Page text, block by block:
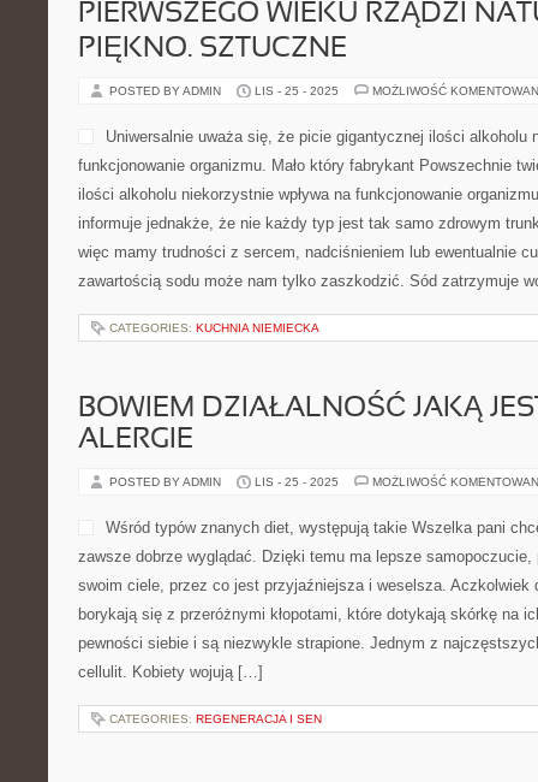
PIERWSZEGO WIEKU RZĄDZI
PIĘKNO. SZTUCZNE
POSTED BY ADMIN LIS - 25 - 2025 MOŻLIWOŚĆ
Uniwersalnie uważa się, że picie gigantycznej ilości alkoholu
funkcjonowanie organizmu. Mało który fabrykant Powszechnie
ilości alkoholu niekorzystnie wpływa na funkcjonowanie
informuje jednakże, że nie każdy typ jest tak samo zdrowym
więc mamy trudności z sercem, nadciśnieniem lub ewentualnie
zawartością sodu może nam tylko zaszkodzić. Sód zatrzymuje
CATEGORIES: KUCHNIA NIEMIECKA
BOWIEM DZIAŁALNOŚĆ JAKĄ
ALERGIE
POSTED BY ADMIN LIS - 25 - 2025 MOŻLIWOŚĆ
Wśród typów znanych diet, występują takie Wszelka pani
zawsze dobrze wyglądać. Dzięki temu ma lepsze
swoim ciele, przez co jest przyjaźniejsza i weselsza. Aczkolwiek
borykają się z przeróżnymi kłopotami, które dotykają skórkę na
pewności siebie i są niezwykle strapione. Jednym z
cellulit. Kobiety wojują […]
CATEGORIES: REGENERACJA I SEN